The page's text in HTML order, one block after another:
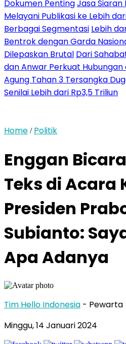
Dokumen PentingJasa Siaran
Melayani Publikasi ke Lebih
Berbagai Segmentasi Lebih
Bentrok dengan Garda
Dilepaskan Brutal Dari
dan Anwar Perkuat Hubungan
Agung Tahan 3 Tersangka
Senilai Lebih dari Rp3,5 Triliun
Home / Politik
Enggan
Teks di Acara
Presiden
Subianto:
Apa Adanya
Tim Hello Indonesia - Pewarta
Minggu, 14 Januari 2024